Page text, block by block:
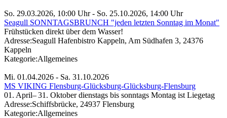
So. 29.03.2026, 10:00 Uhr - So. 25.10.2026, 14:00 Uhr
Seagull SONNTAGSBRUNCH "jeden letzten Sonntag im Monat"
Frühstücken direkt über dem Wasser!
Adresse:Seagull Hafenbistro Kappeln, Am Südhafen 3, 24376
Kappeln
Kategorie:Allgemeines
Mi. 01.04.2026 - Sa. 31.10.2026
MS VIKING Flensburg-Glücksburg-Glücksburg-Flensburg
01. April– 31. Oktober dienstags bis sonntags Montag ist Liegetag
Adresse:Schiffsbrücke, 24937 Flensburg
Kategorie:Allgemeines